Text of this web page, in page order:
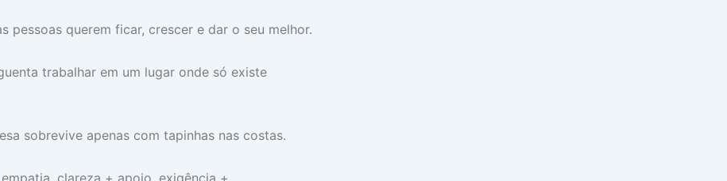
pessoas querem ficar, crescer e dar o seu melhor.
trabalhar em um lugar onde só existe
sobrevive apenas com tapinhas nas costas.
clareza + apoio, exigência +